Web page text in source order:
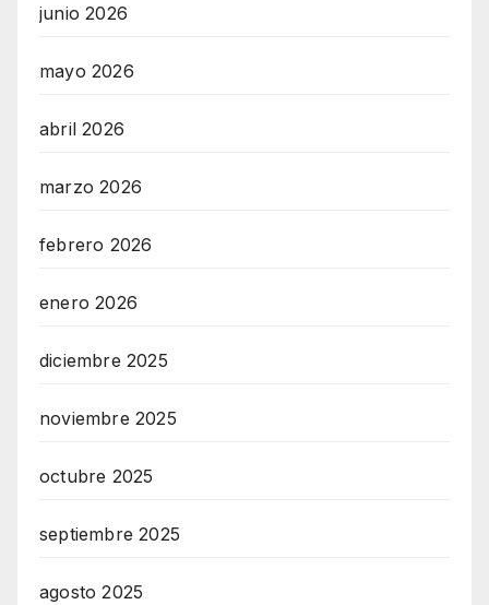
junio 2026
mayo 2026
abril 2026
marzo 2026
febrero 2026
enero 2026
diciembre 2025
noviembre 2025
octubre 2025
septiembre 2025
agosto 2025